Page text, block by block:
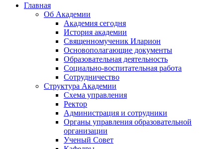
Главная
Об Академии
Академия сегодня
История академии
Священномученик Иларион
Основополагающие документы
Образовательная деятельность
Социально-воспитательная работа
Сотрудничество
Структура Академии
Схема управления
Ректор
Администрация и сотрудники
Органы управления образовательной
организации
Ученый Совет